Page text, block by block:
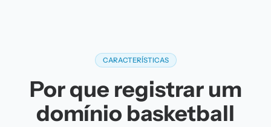
CARACTERÍSTICAS
Por que registrar um
domínio basketball